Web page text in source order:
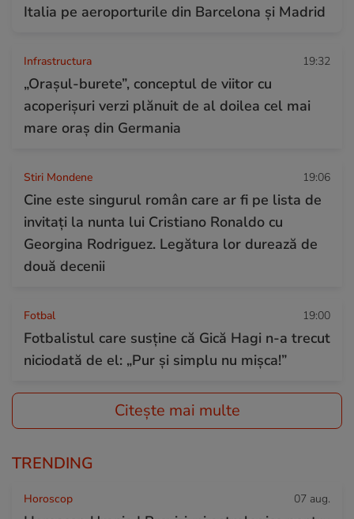
Italia pe aeroporturile din Barcelona și Madrid
Infrastructura 19:32
„Orașul-burete”, conceptul de viitor cu
acoperișuri verzi plănuit de al doilea cel mai
mare oraș din Germania
Stiri Mondene 19:06
Cine este singurul român care ar fi pe lista de
invitați la nunta lui Cristiano Ronaldo cu
Georgina Rodriguez. Legătura lor durează de
două decenii
Fotbal 19:00
Fotbalistul care susține că Gică Hagi n-a trecut
niciodată de el: „Pur și simplu nu mișca!”
Citește mai multe
TRENDING
Horoscop 07 aug.